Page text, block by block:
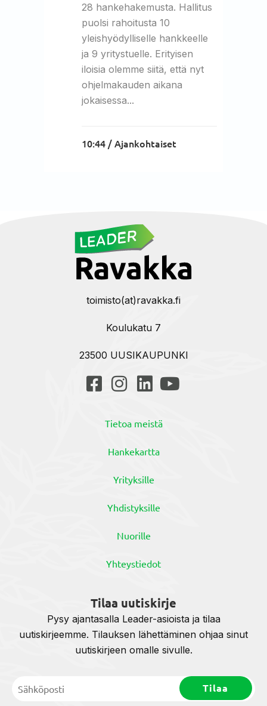
28 hankehakemusta. Hallitus
puolsi rahoitusta 10
yleishyödylliselle hankkeelle
ja 9 yritystuelle. Erityisen
iloisia olemme siitä, että nyt
ohjelmakauden aikana
jokaisessa...
10:44 /Ajankohtaiset
toimisto(at)ravakka.fi
Koulukatu 7
23500 UUSIKAUPUNKI
Tietoa meistä
Hankekartta
Yrityksille
Yhdistyksille
Nuorille
Yhteystiedot
Tilaa uutiskirje
Pysy ajantasalla Leader-asioista ja tilaa
uutiskirjeemme. Tilauksen lähettäminen ohjaa sinut
uutiskirjeen omalle sivulle.